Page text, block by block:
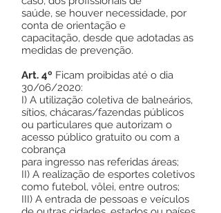
saúde, se houver necessidade, por
conta de orientação e
capacitação, desde que adotadas as
medidas de prevenção.
Art. 4º Ficam proibidas até o dia
30/06/2020:
I) A utilização coletiva de balneários,
sítios, chácaras/fazendas públicos
ou particulares que autorizam o
acesso público gratuito ou com a
cobrança
para ingresso nas referidas áreas;
II) A realização de esportes coletivos
como futebol, vôlei, entre outros;
III) A entrada de pessoas e veículos